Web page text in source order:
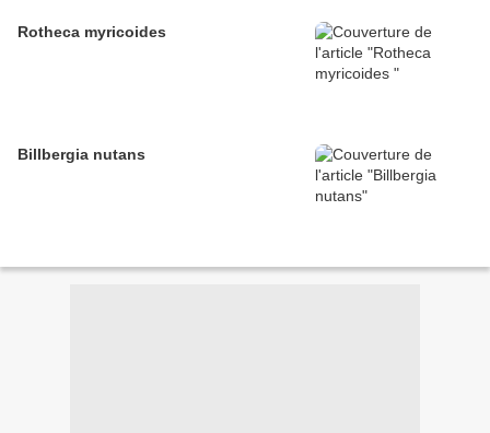
Rotheca myricoides
Billbergia nutans